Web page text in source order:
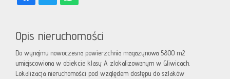
Opis nieruchomości
Do wynajmu nowoczesna powierzchnia magazynowa 5800 m2
umiejscowiona w obiekcie klasy A zlokalizowanym w Gliwicach.
Lokalizacja nieruchomości pod względem dostępu do szlaków